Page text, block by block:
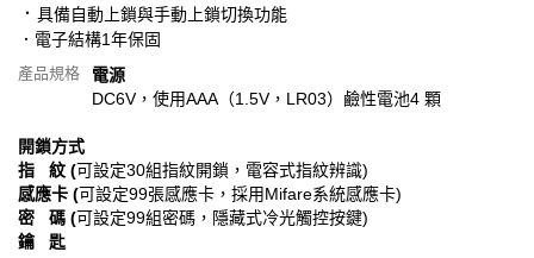
． 具備自動上鎖與手動上鎖切換功能
．電子結構1年保固
產品規格
電源
DC6V，使用AAA（1.5V，LR03）鹼性電池4 顆
開鎖方式
指 紋 (可設定30組指紋開鎖，電容式指紋辨識)
感應卡 (可設定99張感應卡，採用Mifare系統感應卡)
密 碼 (可設定99組密碼，隱藏式冷光觸控按鍵)
鑰 匙